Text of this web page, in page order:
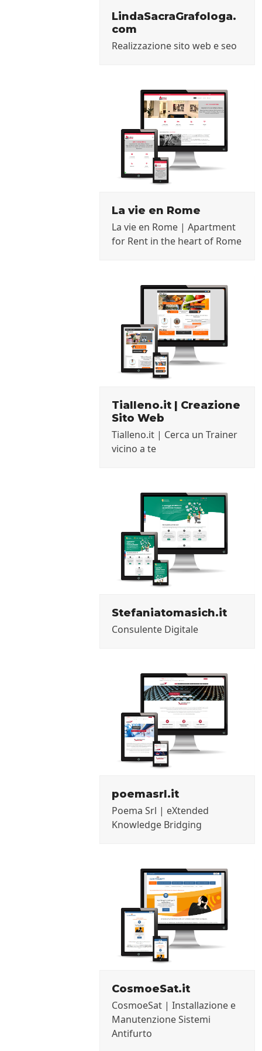
LindaSacraGrafologa.
com
Realizzazione sito web e seo
La vie en Rome
La vie en Rome | Apartment
for Rent in the heart of Rome
Tialleno.it | Creazione
Sito Web
Tialleno.it | Cerca un Trainer
vicino a te
Stefaniatomasich.it
Consulente Digitale
poemasrl.it
Poema Srl | eXtended
Knowledge Bridging
CosmoeSat.it
CosmoeSat | Installazione e
Manutenzione Sistemi
Antifurto